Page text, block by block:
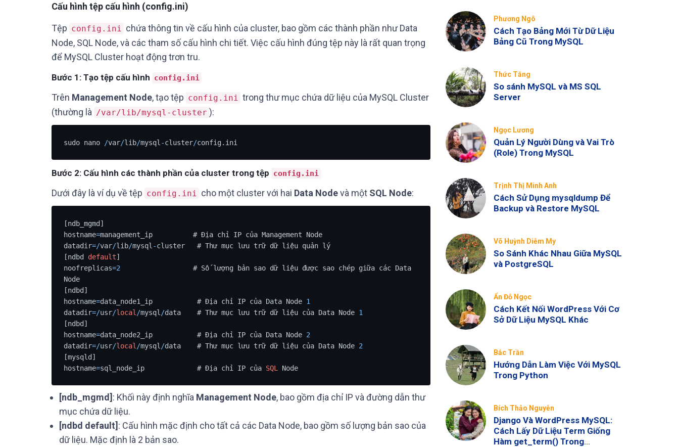
Cấu hình tệp cấu hình (config.ini)
Tệp config.ini chứa thông tin về cấu hình của cluster, bao gồm các thành phần như Data
Node, SQL Node, và các tham số cấu hình chi tiết. Việc cấu hình đúng tệp này là rất quan trọng
để MySQL Cluster hoạt động trơn tru.
Bước 1: Tạo tệp cấu hình config.ini
Trên Management Node, tạo tệp config.ini trong thư mục chứa dữ liệu của MySQL Cluster
(thường là /var/lib/mysql-cluster ):
sudo nano /var/lib/mysql -cluster/config.ini
Bước 2: Cấu hình các thành phần của cluster trong tệp config.ini
Dưới đây là ví dụ về tệp config.ini cho một cluster với hai Data Nodevà một SQL Node:
[ndb_mgmd]
hostname=management_ip          # Địa chỉ IP của Management Node
datadir=/var/lib/mysql -cluster   # Thư mục lưu trữ dữ liệu quản lý
[ndbd default]
noofreplicas=2
                  # Số lượng bản sao dữ liệu được sao chép giữa các Data
Node
[ndbd]
hostname=data_node1_ip           # Địa chỉ IP của Data Node 1
datadir=/usr/local /mysql /data    # Thư mục lưu trữ dữ liệu của Data Node 1
[ndbd]
hostname=data_node2_ip           # Địa chỉ IP của Data Node 2
datadir=/usr/local /mysql /data    # Thư mục lưu trữ dữ liệu của Data Node 2
[mysqld]
hostname=sql_node_ip             # Địa chỉ IP của SQL Node
[ndb_mgmd] : Khối này định nghĩa Management Node, bao gồm địa chỉ IP và đường dẫn thư
mục chứa dữ liệu.
[ndbd default] : Cấu hình mặc định cho tất cả các Data Node, bao gồm số lượng bản sao của
dữ liệu. Mặc định là 2 bản sao.
Phương Ngô
Cách Tạo Bảng Mới Từ Dữ Liệu
Bảng Cũ Trong MySQL
Thức Tăng
So sánh MySQL và MS SQL
Server
Ngọc Lương
Quản Lý Người Dùng và Vai Trò
(Role) Trong MySQL
Trịnh Thị Minh Anh
Cách Sử Dụng mysqldump Để
Backup và Restore MySQL
Võ Huỳnh Diễm My
So Sánh Khác Nhau Giữa MySQL
và PostgreSQL
Ẩn Đỗ Ngọc
Cách Kết Nối WordPress Với Cơ
Sở Dữ Liệu MySQL Khác
Bắc Trần
Hướng Dẫn Làm Việc Với MySQL
Trong Python
Bích Thảo Nguyễn
Django Và WordPress MySQL:
Cách Lấy Dữ Liệu Term Giống
Hàm get_term() Trong